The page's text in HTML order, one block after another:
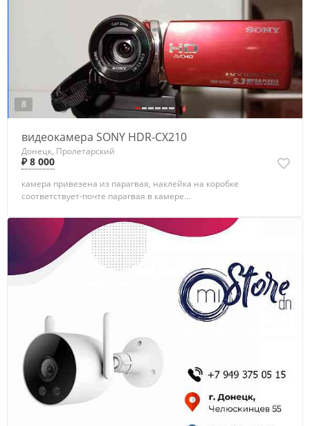
8
видеокамера SONY HDR-CX210
Донецк, Пролетарский
₽ 8 000
камера привезена из парагвая, наклейка на коробке
соответствует-почте парагвая в камере...